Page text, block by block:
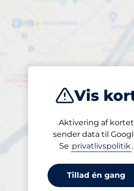
Vis
Aktivering af kortet
sender data til
Se privatlivspolitik.
Tillad én gang